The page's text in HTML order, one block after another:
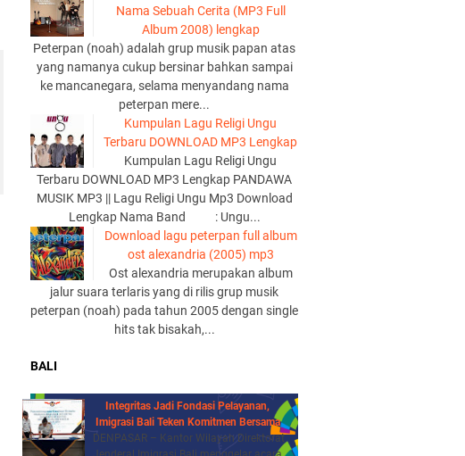
Nama Sebuah Cerita (MP3 Full
Album 2008) lengkap
Peterpan (noah) adalah grup musik papan atas
yang namanya cukup bersinar bahkan sampai
ke mancanegara, selama menyandang nama
peterpan mere...
Kumpulan Lagu Religi Ungu
Terbaru DOWNLOAD MP3 Lengkap
Kumpulan Lagu Religi Ungu
Terbaru DOWNLOAD MP3 Lengkap PANDAWA
MUSIK MP3 || Lagu Religi Ungu Mp3 Download
Lengkap Nama Band : Ungu...
Download lagu peterpan full album
ost alexandria (2005) mp3
Ost alexandria merupakan album
jalur suara terlaris yang di rilis grup musik
peterpan (noah) pada tahun 2005 dengan single
hits tak bisakah,...
BALI
Integritas Jadi Fondasi Pelayanan,
Imigrasi Bali Teken Komitmen Bersama
DENPASAR – Kantor Wilayah Direktorat